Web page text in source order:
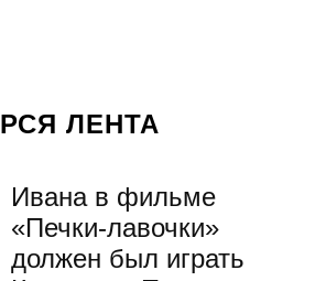
РСЯ ЛЕНТА
Ивана в фильме
«Печки-лавочки»
должен был играть